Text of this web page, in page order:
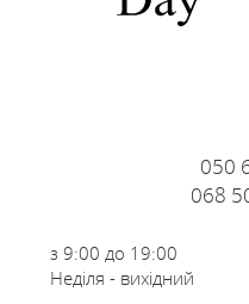
050
068
з 9:00 до 19:00
Неділя - вихідний